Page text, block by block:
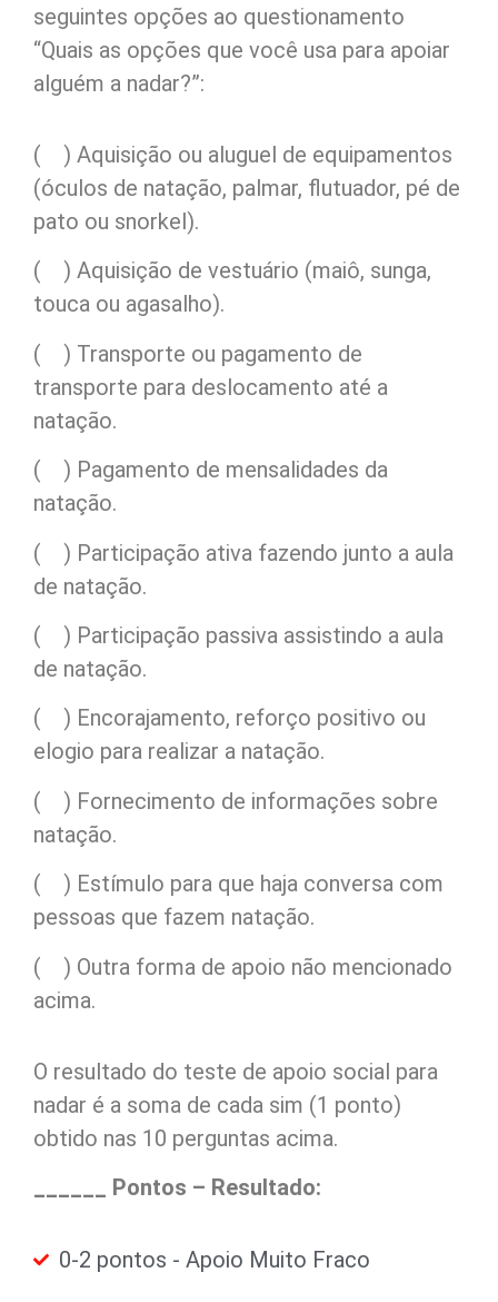
seguintes opções ao questionamento
“Quais as opções que você usa para apoiar
alguém a nadar?”:
( ) Aquisição ou aluguel de equipamentos
(óculos de natação, palmar, flutuador, pé de
pato ou snorkel).
( ) Aquisição de vestuário (maiô, sunga,
touca ou agasalho).
( ) Transporte ou pagamento de
transporte para deslocamento até a
natação.
( ) Pagamento de mensalidades da
natação.
( ) Participação ativa fazendo junto a aula
de natação.
( ) Participação passiva assistindo a aula
de natação.
( ) Encorajamento, reforço positivo ou
elogio para realizar a natação.
( ) Fornecimento de informações sobre
natação.
( ) Estímulo para que haja conversa com
pessoas que fazem natação.
( ) Outra forma de apoio não mencionado
acima.
O resultado do teste de apoio social para
nadar é a soma de cada sim (1 ponto)
obtido nas 10 perguntas acima.
______ Pontos – Resultado:
0-2 pontos - Apoio Muito Fraco